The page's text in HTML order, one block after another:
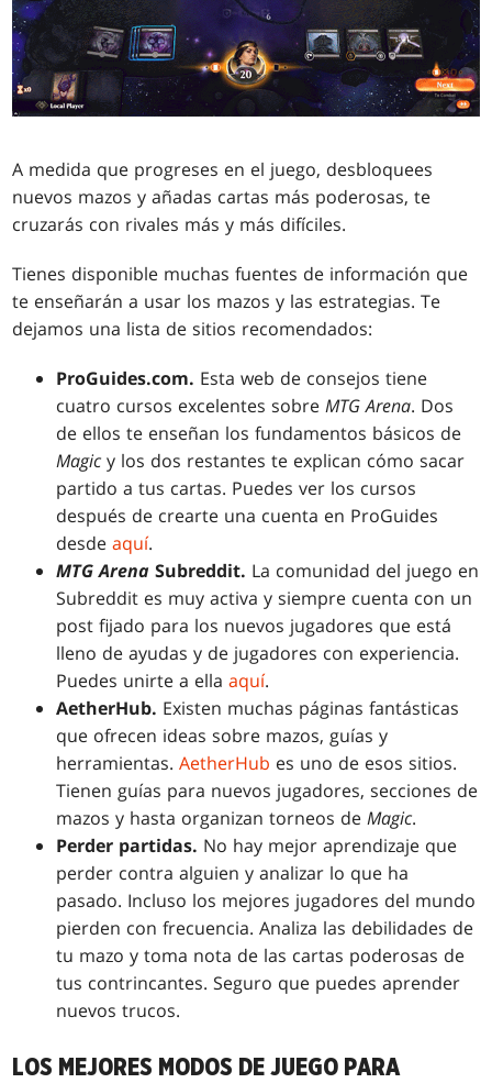
A medida que progreses en el juego, desbloquees
nuevos mazos y añadas cartas más poderosas, te
cruzarás con rivales más y más difíciles.
Tienes disponible muchas fuentes de información que
te enseñarán a usar los mazos y las estrategias. Te
dejamos una lista de sitios recomendados:
ProGuides.com. Esta web de consejos tiene
cuatro cursos excelentes sobreMTG Arena. Dos
de ellos te enseñan los fundamentos básicos de
Magicy los dos restantes te explican cómo sacar
partido a tus cartas. Puedes ver los cursos
después de crearte una cuenta en ProGuides
desdeaquí.
MTG Arena Subreddit. La comunidad del juego en
Subreddit es muy activa y siempre cuenta con un
post fijado para los nuevos jugadores que está
lleno de ayudas y de jugadores con experiencia.
Puedes unirte a ellaaquí.
AetherHub. Existen muchas páginas fantásticas
que ofrecen ideas sobre mazos, guías y
herramientas.AetherHub es uno de esos sitios.
Tienen guías para nuevos jugadores, secciones de
mazos y hasta organizan torneos deMagic.
Perder partidas. No hay mejor aprendizaje que
perder contra alguien y analizar lo que ha
pasado. Incluso los mejores jugadores del mundo
pierden con frecuencia. Analiza las debilidades de
tu mazo y toma nota de las cartas poderosas de
tus contrincantes. Seguro que puedes aprender
nuevos trucos.
LOS MEJORES MODOS DE JUEGO PARA